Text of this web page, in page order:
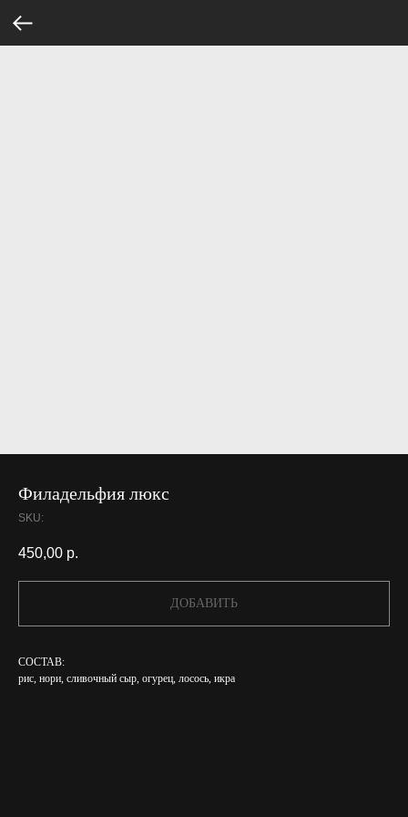
Филадельфия люкс
SKU:
450,00 р.
ДОБАВИТЬ
СОСТАВ:
рис, нори, сливочный сыр, огурец, лосось, икра